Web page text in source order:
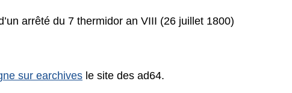
arrêté du 7 thermidor an VIII (26 juillet 1800)
sur earchives le site des ad64.